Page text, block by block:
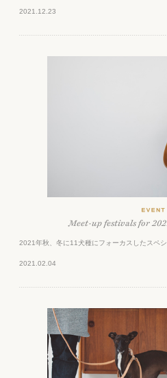
2021.12.23
Meet-up festivals for
2021.02.04
2021年秋、冬に11犬種にフォーカスしたスペ